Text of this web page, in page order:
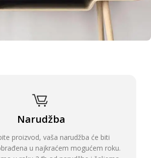
Narudžba
proizvod, vaša narudžba će biti
u najkraćem mogućem roku.